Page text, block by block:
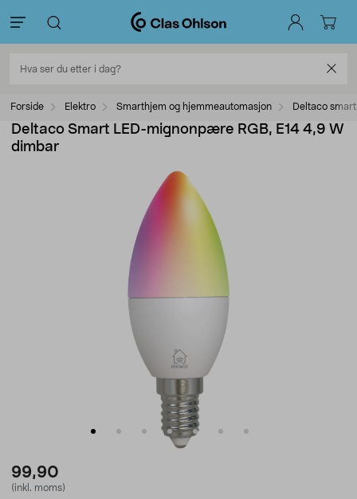
Forside Elektro Smarthjem og hjemmeautomasjon Deltaco
Deltaco Smart LED-mignonpære RGB, E14 4,9 W
dimbar
99,90
(inkl. moms)